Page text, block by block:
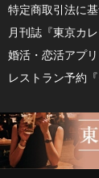
特定商取引法に
月刊誌『東京カレ
婚活・恋活アプ
レストラン予約